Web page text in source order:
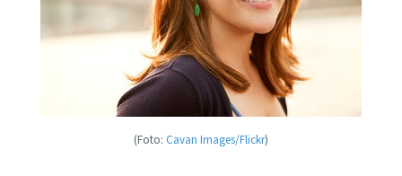
(Foto: Cavan Images/Flickr)